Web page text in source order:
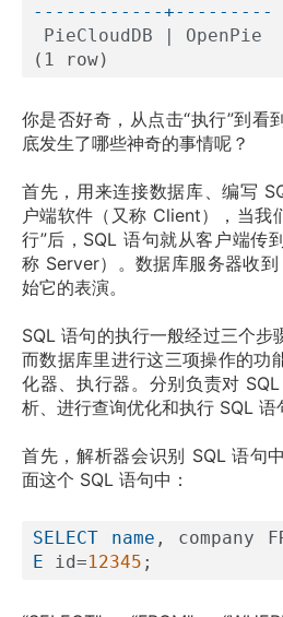
------------+---------
PieCloudDB | OpenPie
你是否好奇，从点击“执行”到看
底发生了哪些神奇的事情呢？
首先，用来连接数据库、编写
户端软件（又称 Client），当我
行”后，SQL 语句就从客户端传
称 Server）。数据库服务器收
始它的表演。
SQL 语句的执行一般经过三个步
而数据库里进行这三项操作的功
化器、执行器。分别负责对
析、进行查询优化和执行 SQL 语
首先，解析器会识别 SQL 语句
面这个 SQL 语句中：
SELECT name , company
E id=12345